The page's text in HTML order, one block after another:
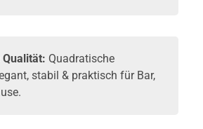
Quadratische
stabil & praktisch für Bar,